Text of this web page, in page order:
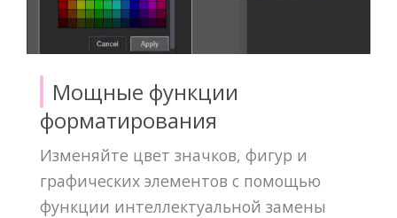
Мощные функции
форматирования
Изменяйте цвет значков, фигур и
графических элементов с помощью
функции интеллектуальной замены